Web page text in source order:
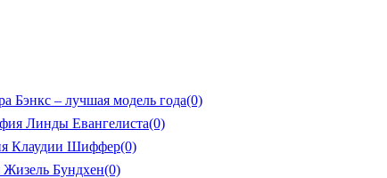
Бэнкс – лучшая модель года(0)
Линды Евангелиста(0)
Клаудии Шиффер(0)
Жизель Бундхен(0)